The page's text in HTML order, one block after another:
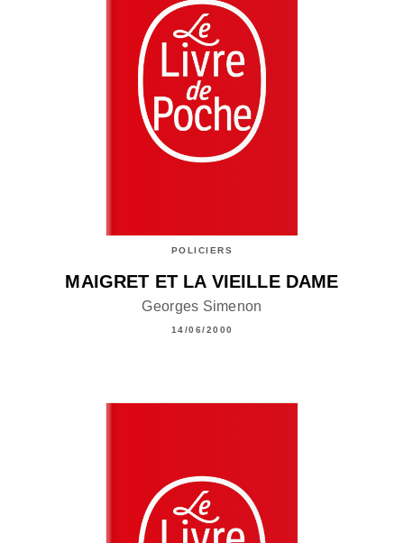
POLICIERS
MAIGRET ET LA VIEILLE DAME
Georges Simenon
14/06/2000